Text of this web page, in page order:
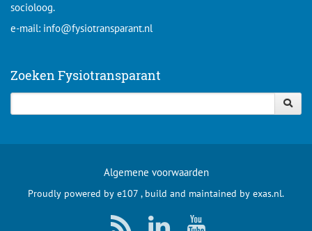
socioloog.
e-mail: info@fysiotransparant.nl
Zoeken Fysiotransparant
Algemene voorwaarden
Proudly powered by e107 , build and maintained by exas.nl.